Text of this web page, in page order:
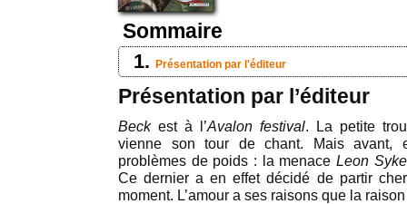
Sommaire
Présentation par l'éditeur
Présentation par l’éditeur
Beck est à l’Avalon festival. La petite
vienne son tour de chant. Mais avant,
problèmes de poids : la menace Leon
Ce dernier a en effet décidé de partir
moment. L’amour a ses raisons que la